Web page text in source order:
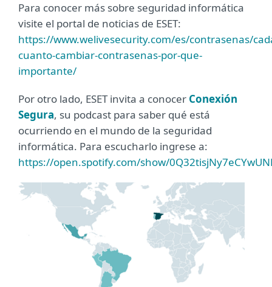
Para conocer más sobre seguridad informática
visite el portal de noticias de ESET:
https://www.welivesecurity.com/es/contrasenas/
cuanto-cambiar-contrasenas-por-que-
importante/
Por otro lado, ESET invita a conocer Conexión
Segura, su podcast para saber qué está
ocurriendo en el mundo de la seguridad
informática. Para escucharlo ingrese a:
https://open.spotify.com/show/